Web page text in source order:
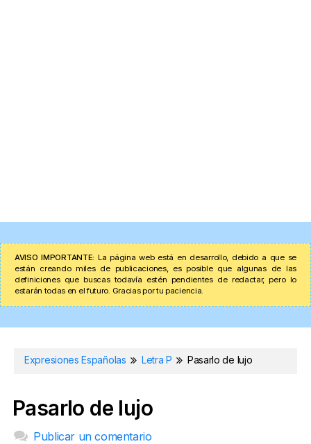
AVISO IMPORTANTE: La página web está en desarrollo, debido a que se
están creando miles de publicaciones, es posible que algunas de las
definiciones que buscas todavía estén pendientes de redactar, pero lo
estarán todas en el futuro. Gracias por tu paciencia.
Expresiones Españolas Letra P Pasarlo de lujo
Pasarlo de lujo
Publicar un comentario